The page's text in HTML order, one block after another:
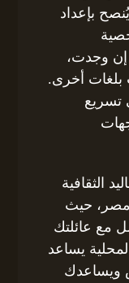
بإعداد
إن وجدت،
بلغات أخرى.
تسريع
الثقافية
مصر، حيث
مع عائلتك
يساعد
ويساعدك